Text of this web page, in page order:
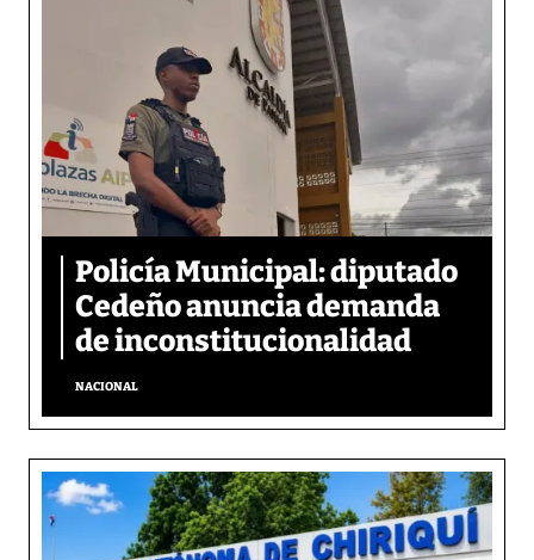
Policía Municipal: diputado
Cedeño anuncia demanda
de inconstitucionalidad
NACIONAL